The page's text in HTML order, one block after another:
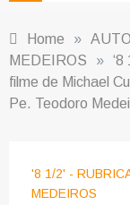
Home »
MEDEIROS
»
filme de Michael
Pe. Teodoro
'8 1/2' -
MEDEIROS